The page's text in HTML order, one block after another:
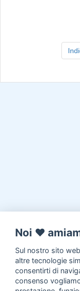
Noi ♥️
Sul nostro sito
altre tecnologie
consentirti di
consenso